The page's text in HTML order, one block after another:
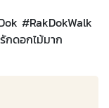
#RakDokWalk
รักดอกไม้มาก